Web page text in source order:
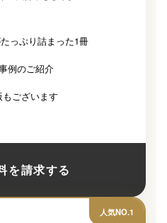
っぷり詰まった1冊
例のご紹介
もございます
を請求する
人気NO.1